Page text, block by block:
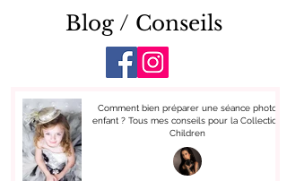
Blog / Conseils
Comment bien préparer une séance photo
enfant ? Tous mes conseils pour la Collection
Children